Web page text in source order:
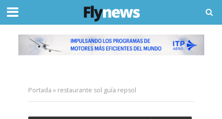
Portada » restaurante sol guía repsol